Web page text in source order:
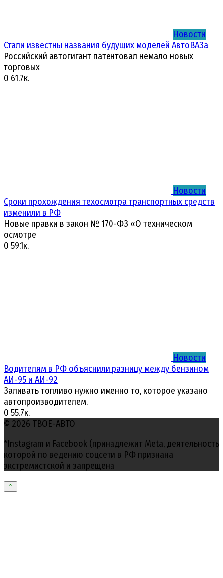
Новости
Стали известны названия будущих моделей АвтоВАЗа
Российский автогигант патентовал немало новых
торговых
0 61.7к.
Новости
Сроки прохождения техосмотра транспортных средств
изменили в РФ
Новые правки в закон № 170-ФЗ «О техническом
осмотре
0 59.1к.
Новости
Водителям в РФ объяснили разницу между бензином
АИ-95 и АИ-92
Заливать топливо нужно именно то, которое указано
автопроизводителем.
0 55.7к.
© 2026 ТВОЕ-АВТО
*Instagram и Facebook (принадлежит Meta, деятельность
которой по ведению соцсети в РФ признана
экстремистской и запрещена